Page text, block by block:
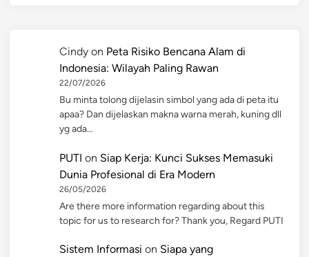
Cindy on Peta Risiko Bencana Alam di
Indonesia: Wilayah Paling Rawan
22/07/2026
Bu minta tolong dijelasin simbol yang ada di peta itu
apaa? Dan dijelaskan makna warna merah, kuning dll
yg ada…
PUTI on Siap Kerja: Kunci Sukses Memasuki
Dunia Profesional di Era Modern
26/05/2026
Are there more information regarding about this
topic for us to research for? Thank you, Regard PUTI
Sistem Informasi on Siapa yang